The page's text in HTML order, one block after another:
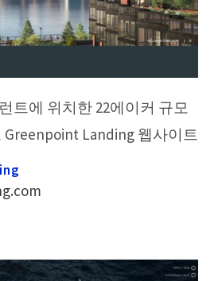
트에 위치한 22에이커 규모
Landing 웹사이트